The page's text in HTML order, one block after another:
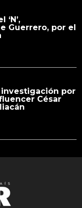
Guerrero, por el
por
César